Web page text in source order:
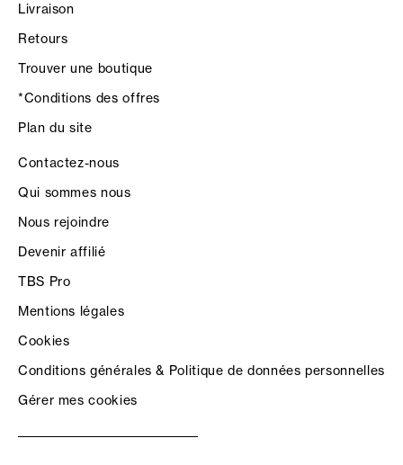
Livraison
Retours
Trouver une boutique
*Conditions des offres
Plan du site
Contactez-nous
Qui sommes nous
Nous rejoindre
Devenir affilié
TBS Pro
Mentions légales
Cookies
Conditions générales & Politique de données personnelles
Gérer mes cookies